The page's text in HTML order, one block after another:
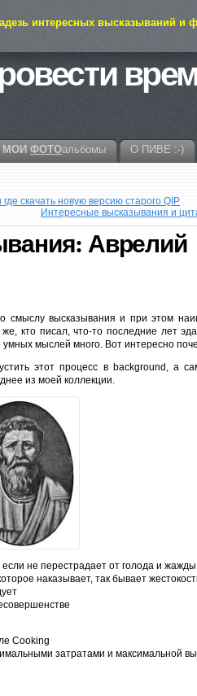
интересных высказываний и
МОИ ФОТОальбомы О ПИВЕ :-)
скачать новую версию старого QIP
Интересные высказывания и
Аврелий
смыслу высказывания и при этом
кто писал, что-то последние лет
умных мыслей много. Вот интересно
этот процесс в background, а
из моей коллекции.
не перестрадает от голода и жажды
наказывает, так бывает
Cooking
затратами и максимальной